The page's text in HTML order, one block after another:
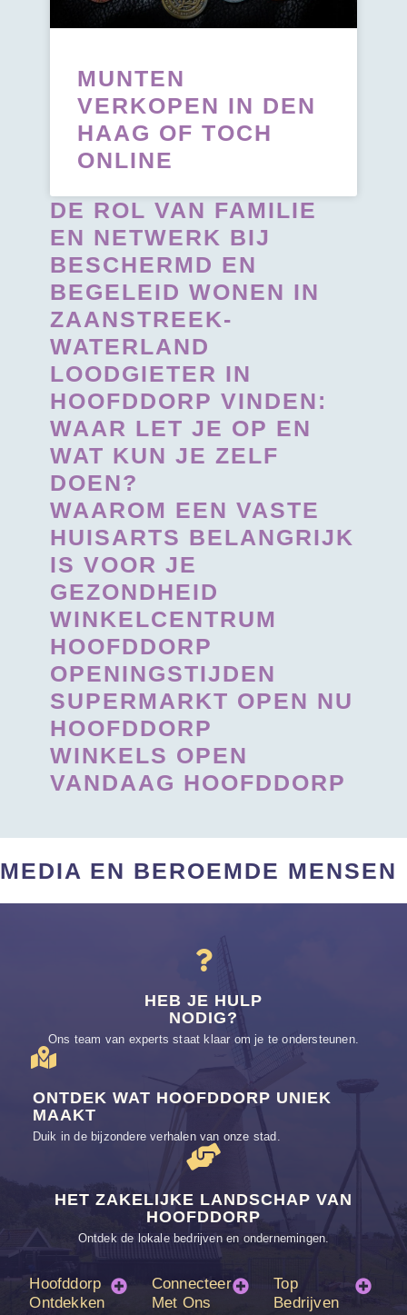
MUNTEN
VERKOPEN IN DEN
HAAG OF TOCH
ONLINE
DE ROL VAN FAMILIE
EN NETWERK BIJ
BESCHERMD EN
BEGELEID WONEN IN
ZAANSTREEK-
WATERLAND
LOODGIETER IN
HOOFDDORP VINDEN:
WAAR LET JE OP EN
WAT KUN JE ZELF
DOEN?
WAAROM EEN VASTE
HUISARTS BELANGRIJK
IS VOOR JE
GEZONDHEID
WINKELCENTRUM
HOOFDDORP
OPENINGSTIJDEN
SUPERMARKT OPEN NU
HOOFDDORP
WINKELS OPEN
VANDAAG HOOFDDORP
MEDIA EN BEROEMDE MENSEN
HEB JE HULP
NODIG?
Ons team van experts staat klaar om je te ondersteunen.
ONTDEK WAT HOOFDDORP UNIEK
MAAKT
Duik in de bijzondere verhalen van onze stad.
HET ZAKELIJKE LANDSCHAP VAN
HOOFDDORP
Ontdek de lokale bedrijven en ondernemingen.
Hoofddorp
Ontdekken
Connecteer
Met Ons
Top
Bedrijven